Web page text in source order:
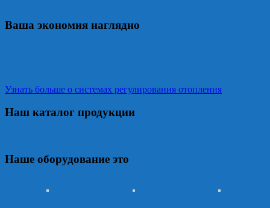
Ваша экономия наглядно
Узнать больше о системах регулирования отопления
Наш каталог продукции
Наше оборудование это